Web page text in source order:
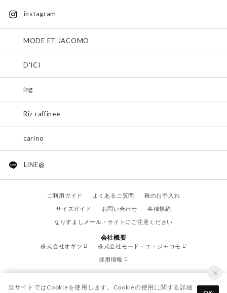
instagram
MODE ET JACOMO
D'ICI
ing
Riz raffinee
carino
LINE@
ご利用ガイド よくあるご質問
靴のお手入れ
サイズガイド
お問い合わせ
各種規約
なりすましメール・サイトにご注意ください
会社概要
株式会社オギツ
株式会社モード・エ・ジャコモ
採用情報
当サイトではCookieを使用します。Cookieの使用に関する詳細